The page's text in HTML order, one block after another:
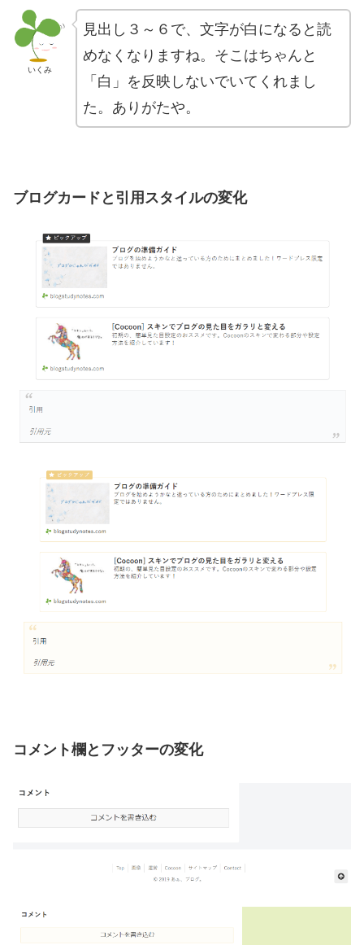
いくみ
見出し３～６で、文字が白になると読
めなくなりますね。そこはちゃんと
「白」を反映しないでいてくれまし
た。ありがたや。
ブログカードと引用スタイルの変化
コメント欄とフッターの変化